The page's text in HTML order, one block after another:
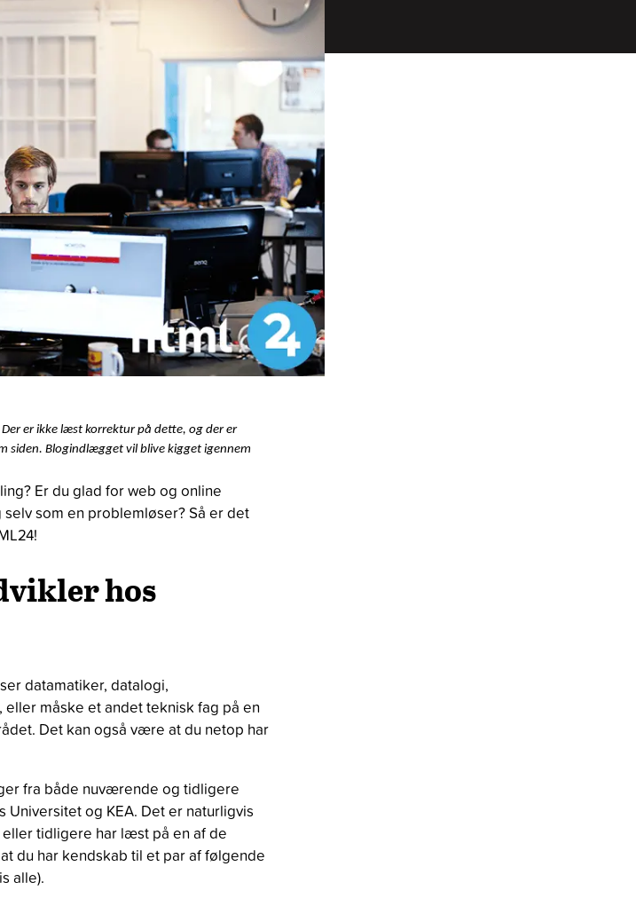
er ikke læst korrektur på dette, og der er
siden. Blogindlægget vil blive kigget igennem
Er du glad for web og online
som en problemløser? Så er det
hos
datamatiker, datalogi,
måske et andet teknisk fag på en
Det kan også være at du netop har
fra både nuværende og tidligere
Universitet og KEA. Det er naturligvis
tidligere har læst på en af de
du har kendskab til et par af følgende
alle).